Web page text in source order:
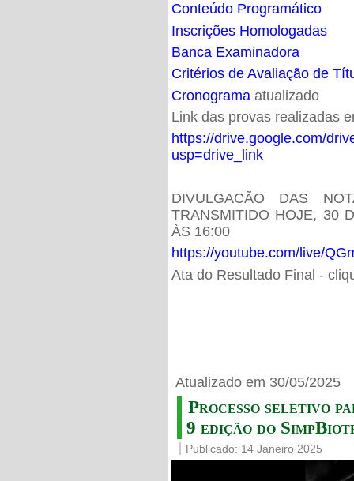
Conteúdo Programático
Inscrições Homologadas
Banca Examinadora
Critérios de Avaliação de
Cronogramaatualizado
Link das provas realizadas
https://drive.google.com/
usp=drive_link
DIVULGACÃO DAS
TRANSMITIDO HOJE, 30
ÀS 16:00
https://youtube.com/live/
Ata do Resultado Final -
Atualizado em 30/05/2025
Processo seletivo
9 edição do
Publicado: 14 Janeiro 2025